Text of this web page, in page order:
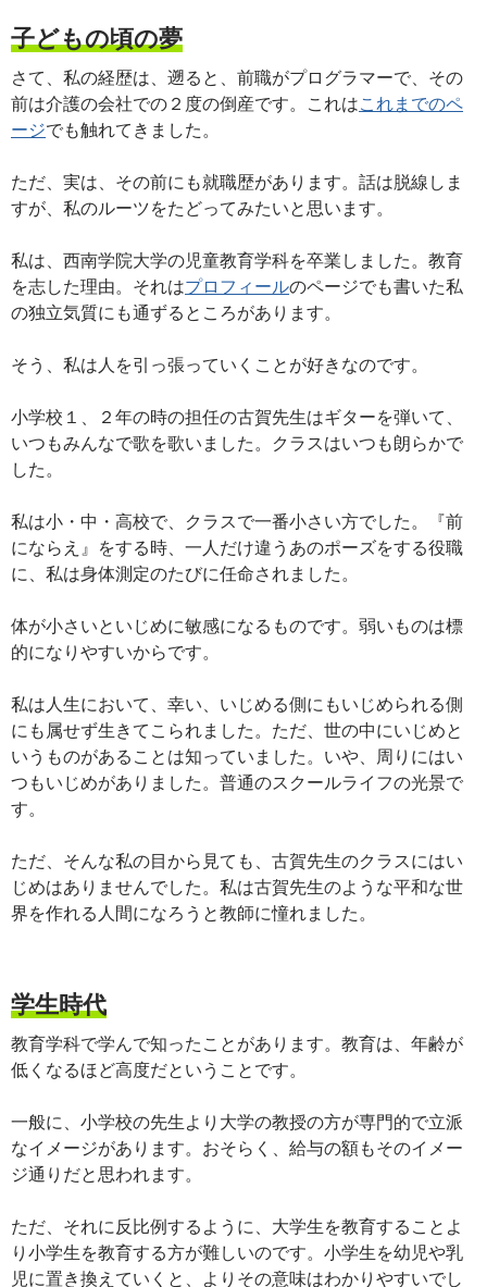
子どもの頃の夢
さて、私の経歴は、遡ると、前職がプログラマーで、その
前は介護の会社での２度の倒産です。これはこれまでのペ
ージでも触れてきました。
ただ、実は、その前にも就職歴があります。話は脱線しま
すが、私のルーツをたどってみたいと思います。
私は、西南学院大学の児童教育学科を卒業しました。教育
を志した理由。それはプロフィールのページでも書いた私
の独立気質にも通ずるところがあります。
そう、私は人を引っ張っていくことが好きなのです。
小学校１、２年の時の担任の古賀先生はギターを弾いて、
いつもみんなで歌を歌いました。クラスはいつも朗らかで
した。
私は小・中・高校で、クラスで一番小さい方でした。『前
にならえ』をする時、一人だけ違うあのポーズをする役職
に、私は身体測定のたびに任命されました。
体が小さいといじめに敏感になるものです。弱いものは標
的になりやすいからです。
私は人生において、幸い、いじめる側にもいじめられる側
にも属せず生きてこられました。ただ、世の中にいじめと
いうものがあることは知っていました。いや、周りにはい
つもいじめがありました。普通のスクールライフの光景で
す。
ただ、そんな私の目から見ても、古賀先生のクラスにはい
じめはありませんでした。私は古賀先生のような平和な世
界を作れる人間になろうと教師に憧れました。
学生時代
教育学科で学んで知ったことがあります。教育は、年齢が
低くなるほど高度だということです。
一般に、小学校の先生より大学の教授の方が専門的で立派
なイメージがあります。おそらく、給与の額もそのイメー
ジ通りだと思われます。
ただ、それに反比例するように、大学生を教育することよ
り小学生を教育する方が難しいのです。小学生を幼児や乳
児に置き換えていくと、よりその意味はわかりやすいでし